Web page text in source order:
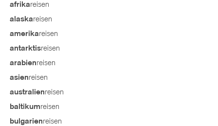
afrikareisen
alaskareisen
amerikareisen
antarktisreisen
arabienreisen
asienreisen
australienreisen
baltikumreisen
bulgarienreisen